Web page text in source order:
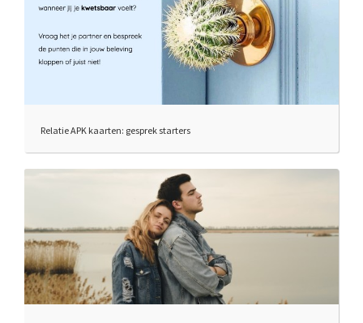
Relatie APK kaarten: gesprek starters